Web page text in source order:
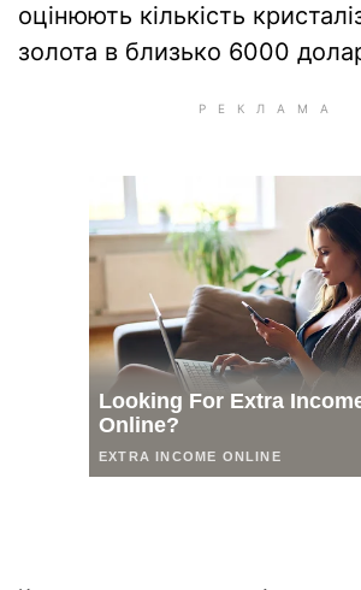
оцінюють кількість
золота в близько 6000